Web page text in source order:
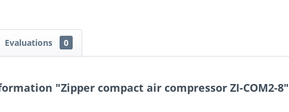
Evaluations 0
"Zipper compact air compressor ZI-COM2-8"